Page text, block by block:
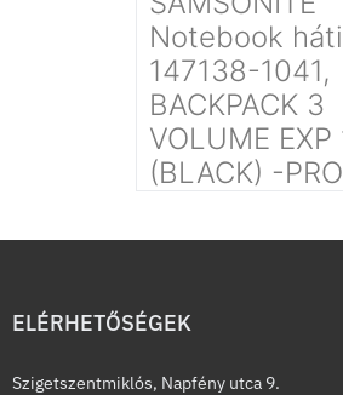
Notebook
147138-1041,
BACKPACK 3
VOLUME EXP
(BLACK) -
ELÉRHETŐSÉGEK
Szigetszentmiklós, Napfény utca 9.